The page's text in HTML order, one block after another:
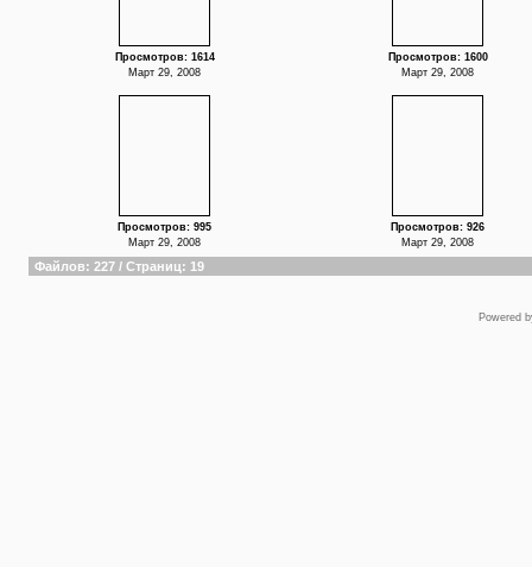
Просмотров: 1614
Март 29, 2008
Просмотров: 1600
Март 29, 2008
Просмотров: 995
Март 29, 2008
Просмотров: 926
Март 29, 2008
Файлов: 227 / Страниц: 19
Powered